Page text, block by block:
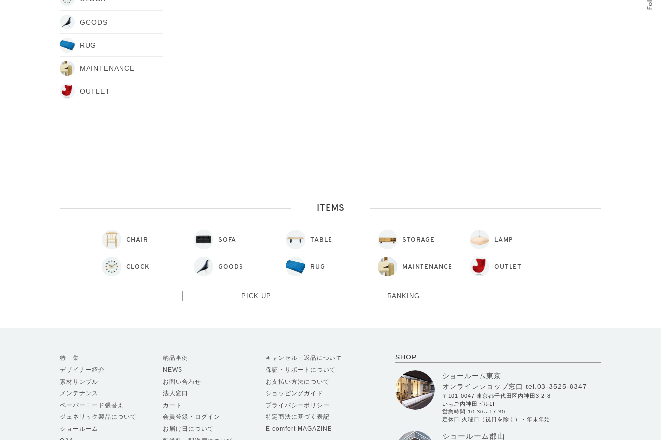
GOODS
RUG
MAINTENANCE
OUTLET
ITEMS
CHAIR SOFA TABLE STORAGE LAMP
CLOCK GOODS RUG MAINTENANCE OUTLET
PICK UP RANKING
SHOP
ショールーム東京
オンラインショップ窓口 tel.03-3525-8347
〒101-0047 東京都千代田区内神田3-2-8
いちご内神田ビル1F
営業時間 10:30～17:30
定休日 火曜日（祝日を除く）・年末年始
ショールーム郡山
特 集
デザイナー紹介
素材サンプル
メンテナンス
ペーパーコード張替え
ジェネリック製品について
ショールーム
納品事例
NEWS
お問い合わせ
法人窓口
カート
会員登録・ログイン
お届け日について
キャンセル・返品について
保証・サポートについて
お支払い方法について
ショッピングガイド
プライバシーポリシー
特定商法に基づく表記
E-comfort MAGAZINE